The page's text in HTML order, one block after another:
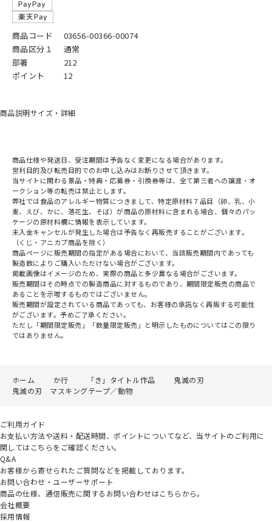
商品コード
03656-00366-00074
商品区分１
通常
部署
212
ポイント
12
商品説明サイズ・詳細
商品仕様や発送日、受注期間は予告なく変更になる場合があります。
営利目的及び転売目的でのお申し込みはお断りさせて頂きます。
当サイトに関わる景品・特典・応募券・引換券等は、全て第三者への譲渡・オ
ークション等の転売は禁止とします。
弊社では食品のアレルギー物質につきまして、特定原材料７品目（卵、乳、小
麦、えび、かに、落花生、そば）が商品の原材料に含まれる場合、個々のパッ
ケージの原材料欄に情報を表示しています。
未入金キャンセルが発生した場合は予告なく再販売することがございます。
（くじ・アニカプ商品を除く）
商品ページに販売期間の指定がある場合において、当該販売期間内であっても
製造数によりご購入いただけない場合がございます。
掲載画像はイメージのため、実際の商品と多少異なる場合がございます。
販売期間はその時点での製造商品に対するものであり、期間限定販売の商品で
あることを示唆するものではございません。
販売期間が設定されている商品であっても、お客様の承諾なく再販する可能性
がございます。予めご了承ください。
ただし「期間限定販売」「数量限定販売」と明示したものについてはこの限り
ではありません。
ホーム か行 「き」タイトル作品
鬼滅の刃
鬼滅の刃 マスキングテープ／動物
ご利用ガイド
お支払い方法や送料・配送時間、ポイントについてなど、当サイトのご利用に
関してはこちらをご確認ください。
Q&A
お客様から寄せられたご質問などを掲載しております。
お問い合わせ・ユーザーサポート
商品の仕様、通信販売に関するお問い合わせはこちらから。
会社概要
採用情報